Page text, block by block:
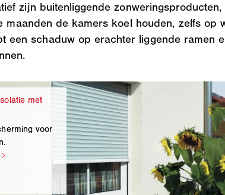
zijn buitenliggende zonweringsproducten,
de kamers koel houden, zelfs op
een schaduw op erachter liggende ramen
voor